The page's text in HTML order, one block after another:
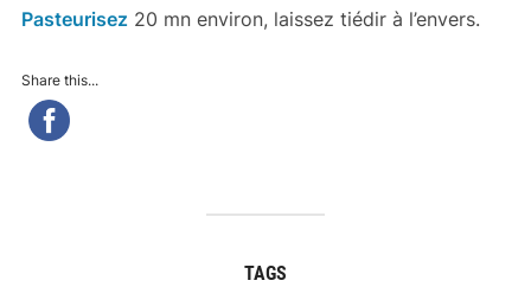
Pasteurisez20 mn environ, laissez tiédir à l’envers.
Share this...
TAGS